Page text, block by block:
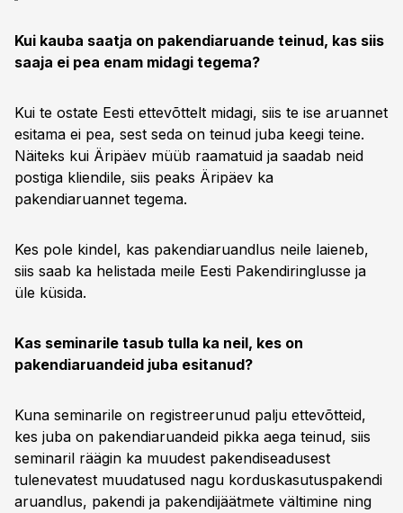
Kui kauba saatja on pakendiaruande teinud, kas siis
saaja ei pea enam midagi tegema?
Kui te ostate Eesti ettevõttelt midagi, siis te ise aruannet
esitama ei pea, sest seda on teinud juba keegi teine.
Näiteks kui Äripäev müüb raamatuid ja saadab neid
postiga kliendile, siis peaks Äripäev ka
pakendiaruannet tegema.
Kes pole kindel, kas pakendiaruandlus neile laieneb,
siis saab ka helistada meile Eesti Pakendiringlusse ja
üle küsida.
Kas seminarile tasub tulla ka neil, kes on
pakendiaruandeid juba esitanud?
Kuna seminarile on registreerunud palju ettevõtteid,
kes juba on pakendiaruandeid pikka aega teinud, siis
seminaril räägin ka muudest pakendiseadusest
tulenevatest muudatused nagu korduskasutuspakendi
aruandlus, pakendi ja pakendijäätmete vältimine ning